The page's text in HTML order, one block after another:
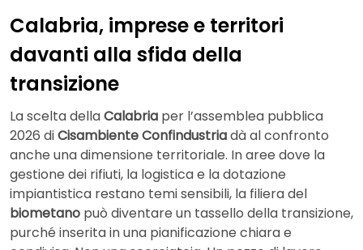
Calabria, imprese e territori
davanti alla sfida della
transizione
La scelta dellaCalabria per l’assemblea pubblica
2026 diCisambiente Confindustriadà al confronto
anche una dimensione territoriale. In aree dove la
gestione dei rifiuti, la logistica e la dotazione
impiantistica restano temi sensibili, la filiera del
biometano può diventare un tassello della transizione,
purché inserita in una pianificazione chiara e